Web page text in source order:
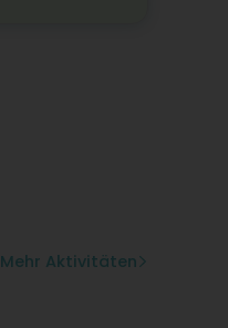
Mehr Aktivitäten